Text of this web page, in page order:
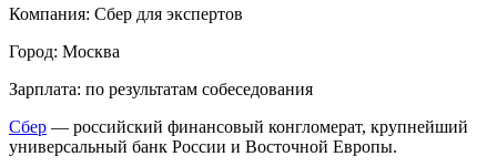
Компания: Сбер для экспертов
Город: Москва
Зарплата: по результатам собеседования
Сбер — российский финансовый конгломерат, крупнейший
универсальный банк России и Восточной Европы.